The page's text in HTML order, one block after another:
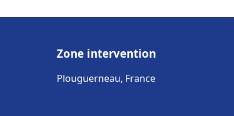
Zone intervention
Plouguerneau, France